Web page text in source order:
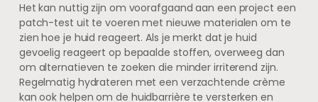
Het kan nuttig zijn om voorafgaand aan een project een
patch-test uit te voeren met nieuwe materialen om te
zien hoe je huid reageert. Als je merkt dat je huid
gevoelig reageert op bepaalde stoffen, overweeg dan
om alternatieven te zoeken die minder irriterend zijn.
Regelmatig hydrateren met een verzachtende crème
kan ook helpen om de huidbarrière te versterken en